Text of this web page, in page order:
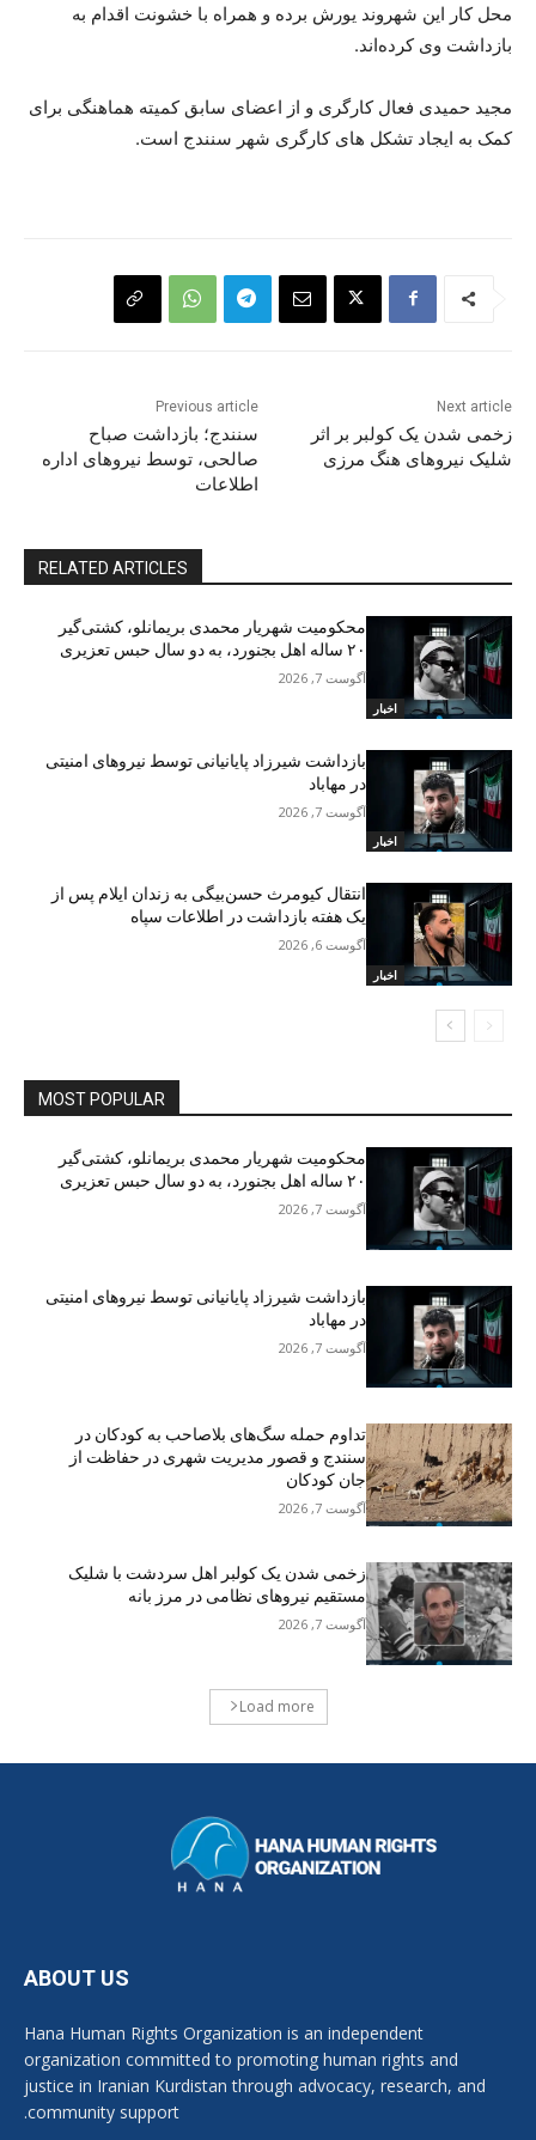
محل کار این شهروند یورش بردە و همراە با خشونت اقدام بە
بازداشت وی کردەاند.
مجید حمیدی فعال کارگری و از اعضای سابق کمیتە هماهنگی برای
کمک بە ایجاد تشکل های کارگری شهر سنندج است.
Previous article
سنندج؛ بازداشت صباح
صالحی، توسط نیروهای ادارە
اطلاعات
Next article
زخمی شدن یک کولبر بر اثر
شلیک نیروهای هنگ مرزی
RELATED ARTICLES
اخبار
محکومیت شهریار محمدی بریمانلو، کشتی‌گیر
۲۰ ساله اهل بجنورد، به دو سال حبس تعزیری
آگوست 7, 2026
اخبار
بازداشت شیرزاد پایانیانی توسط نیروهای امنیتی
در مهاباد
آگوست 7, 2026
اخبار
انتقال کیومرث حسن‌بیگی به زندان ایلام پس از
یک هفته بازداشت در اطلاعات سپاه
آگوست 6, 2026
MOST POPULAR
محکومیت شهریار محمدی بریمانلو، کشتی‌گیر
۲۰ ساله اهل بجنورد، به دو سال حبس تعزیری
آگوست 7, 2026
بازداشت شیرزاد پایانیانی توسط نیروهای امنیتی
در مهاباد
آگوست 7, 2026
تداوم حمله سگ‌های بلاصاحب به کودکان در
سنندج و قصور مدیریت شهری در حفاظت از
جان کودکان
آگوست 7, 2026
زخمی شدن یک کولبر اهل سردشت با شلیک
مستقیم نیروهای نظامی در مرز بانه
آگوست 7, 2026
Load more
ABOUT US
Hana Human Rights Organization is an independent
organization committed to promoting human rights and
justice in Iranian Kurdistan through advocacy, research, and
community support.